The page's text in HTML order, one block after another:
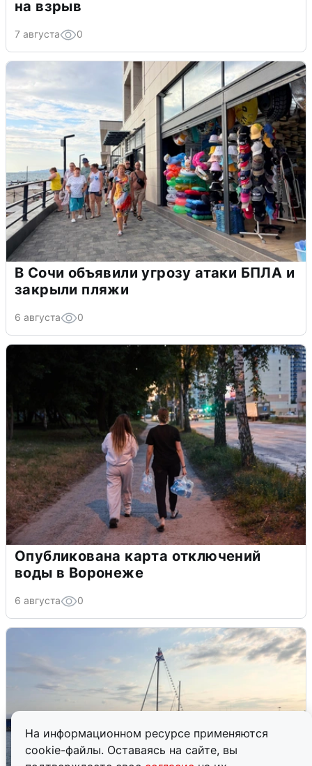
На информационном ресурсе применяются
cookie-файлы. Оставаясь на сайте, вы
на взрыв
7 августа 0
В Сочи объявили угрозу атаки БПЛА и
закрыли пляжи
6 августа 0
Опубликована карта отключений
воды в Воронеже
6 августа 0